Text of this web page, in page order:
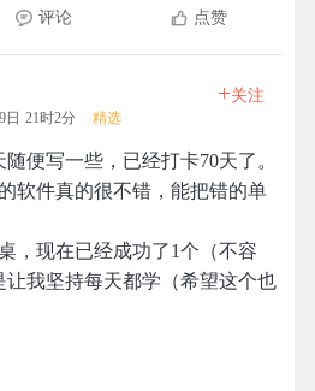
评论 点赞
日 21时2分 精选
+关注
便写一些，已经打卡70天了。
软件真的很不错，能把错的单
，现在已经成功了1个（不容
我坚持每天都学（希望这个也